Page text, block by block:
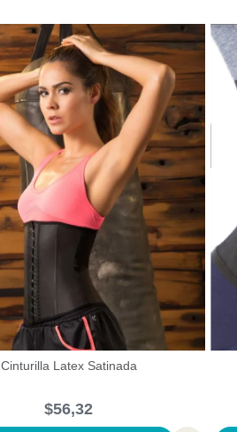
Cinturilla Latex Satinada
$56,32